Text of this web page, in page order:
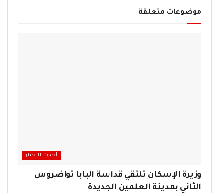
موضوعات متعلقة
أحدث الاخبار
وزيرة الإسكان تلتقي قداسة البابا تواضروس
الثاني بمدينة العلمين الجديدة